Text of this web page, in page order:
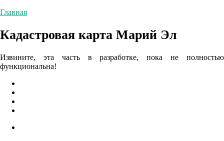
Главная
Кадастровая карта Марий Эл
Извините, эта часть в разработке, пока не полностью
функциональна!